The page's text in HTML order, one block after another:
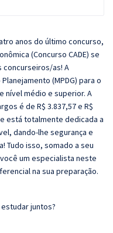
anos do último concurso,
(Concurso CADE) se
concurseiros/as! A
(MPDG) para o
nível médio e superior. A
é de R$ 3.837,57 e R$
está totalmente dedicada a
dando-lhe segurança e
Tudo isso, somado a seu
um especialista neste
na sua preparação.
juntos?